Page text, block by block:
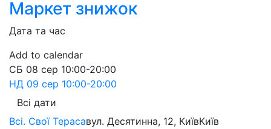
Маркет знижок
Дата та час
Add to calendar
СБ 08 сер 10:00-20:00
НД 09 сер 10:00-20:00
Всі дати
Всі. Свої Терасавул. Десятинна, 12, КиївКиїв